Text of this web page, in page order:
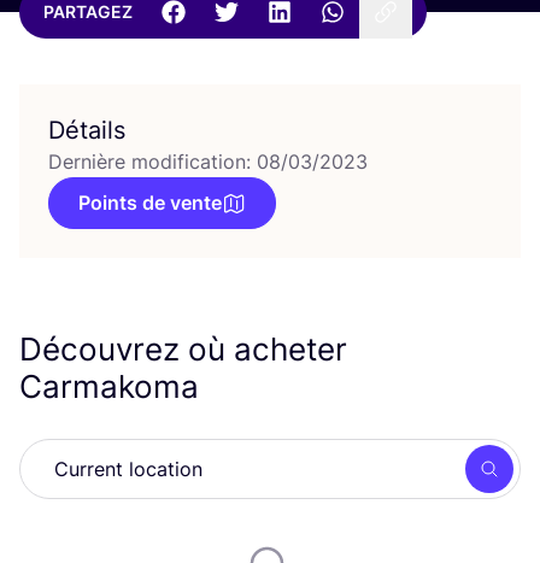
PARTAGEZ
Détails
Dernière modification: 08/03/2023
Points de vente
Découvrez où acheter
Carmakoma